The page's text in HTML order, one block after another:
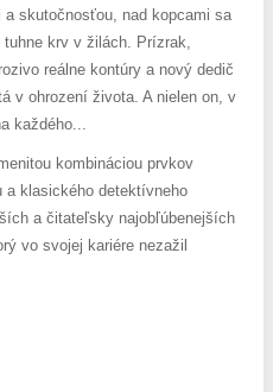
a skutočnosťou, nad kopcami sa
krv v žilách. Prízrak,
reálne kontúry a nový dedič
v ohrození života. A nielen on, v
každého...
kombináciou prvkov
a klasického detektívneho
a čitateľsky najobľúbenejších
vo svojej kariére nezažil